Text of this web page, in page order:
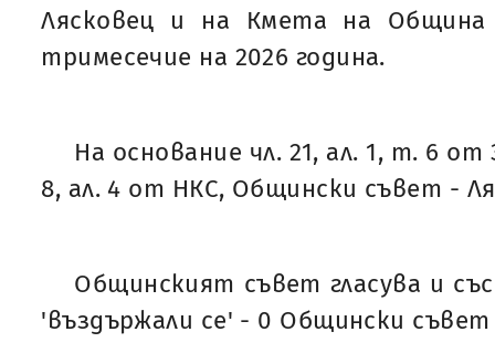
Лясковец и на Кмета на Община
тримесечие на 2026 година.
На основание чл. 21, ал. 1, т. 6
8, ал. 4 от НКС, Общински съвет -
Общинският съвет гласува и
'въздържали се' - 0 Общински съвет